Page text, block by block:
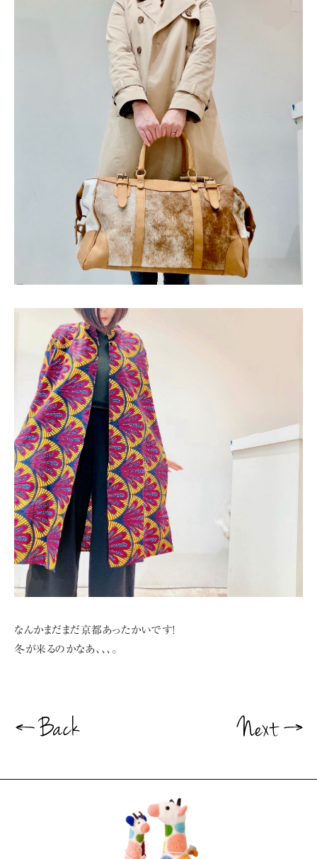
なんかまだまだ京都あったかいです!
冬が来るのかなあ、、、。